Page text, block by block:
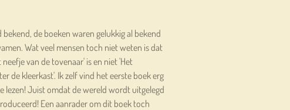
de boeken waren gelukkig al bekend
Wat veel mensen toch niet weten is dat
van de tovenaar' is en niet 'Het
de kleerkast'. Ik zelf vind het eerste boek erg
lezen! Juist omdat de wereld wordt uitgelegd
Een aanrader om dit boek toch